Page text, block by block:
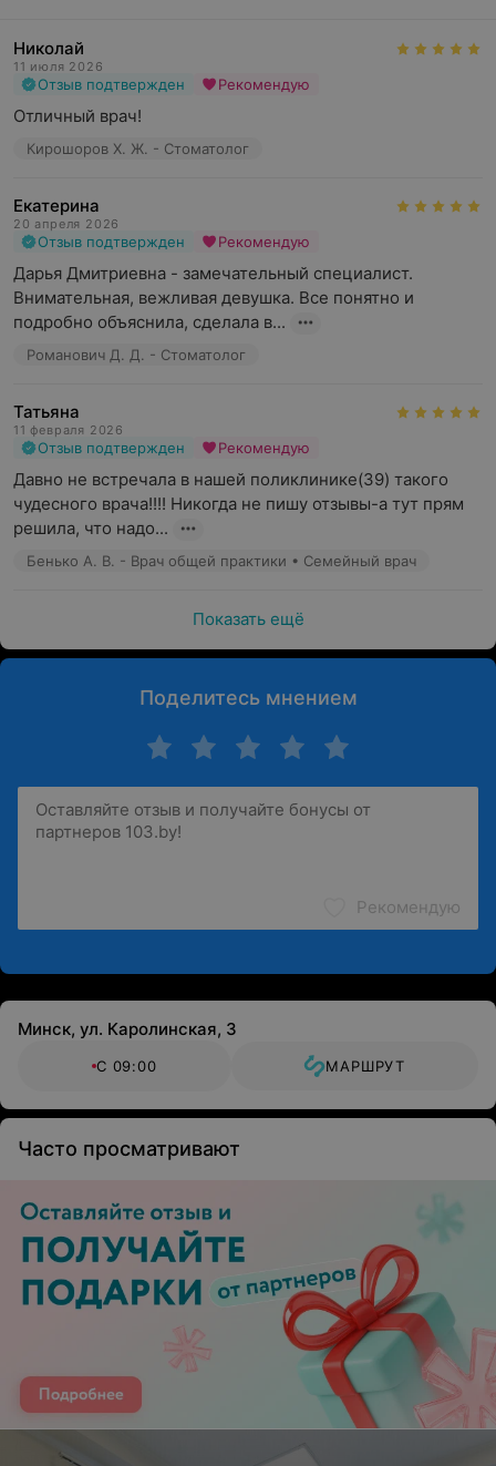
Николай
11 июля 2026
Отзыв подтвержден Рекомендую
Отличный врач!
Кирошоров Х. Ж. - Стоматолог
Екатерина
20 апреля 2026
Отзыв подтвержден Рекомендую
Дарья Дмитриевна - замечательный специалист.
Внимательная, вежливая девушка. Все понятно и
подробно объяснила, сделала в...
Романович Д. Д. - Стоматолог
Татьяна
11 февраля 2026
Отзыв подтвержден Рекомендую
Давно не встречала в нашей поликлинике(39) такого
чудесного врача!!!! Никогда не пишу отзывы-а тут прям
решила, что надо...
Бенько А. В. - Врач общей практики • Семейный врач
Показать ещё
Поделитесь мнением
Рекомендую
Минск, ул. Каролинская, 3
С 09:00 МАРШРУТ
Часто просматривают